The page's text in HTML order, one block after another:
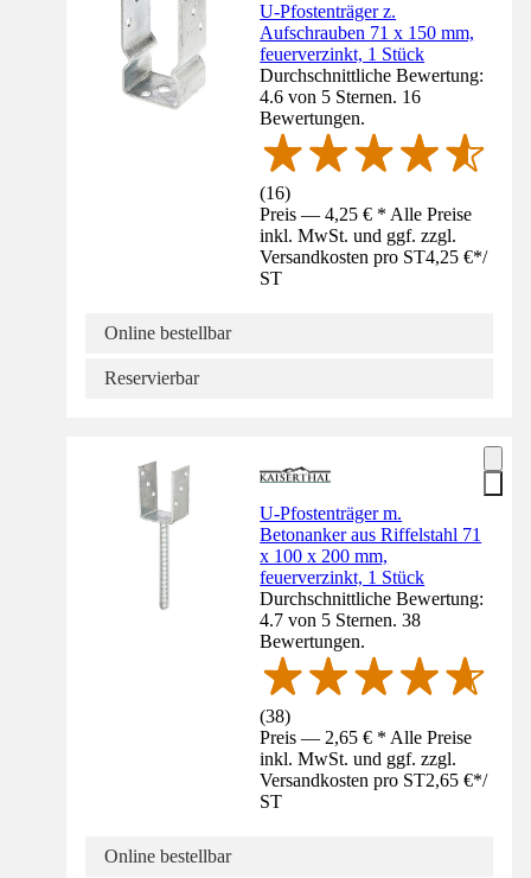
U-Pfostenträger z.
Aufschrauben 71 x 150 mm,
feuerverzinkt, 1 Stück
Durchschnittliche Bewertung:
4.6 von 5 Sternen. 16
Bewertungen.
(16)
Preis — 4,25 € * Alle Preise
inkl. MwSt. und ggf. zzgl.
Versandkosten pro ST4,25 €*/
ST
Online bestellbar
Reservierbar
U-Pfostenträger m.
Betonanker aus Riffelstahl 71
x 100 x 200 mm,
feuerverzinkt, 1 Stück
Durchschnittliche Bewertung:
4.7 von 5 Sternen. 38
Bewertungen.
(38)
Preis — 2,65 € * Alle Preise
inkl. MwSt. und ggf. zzgl.
Versandkosten pro ST2,65 €*/
ST
Online bestellbar